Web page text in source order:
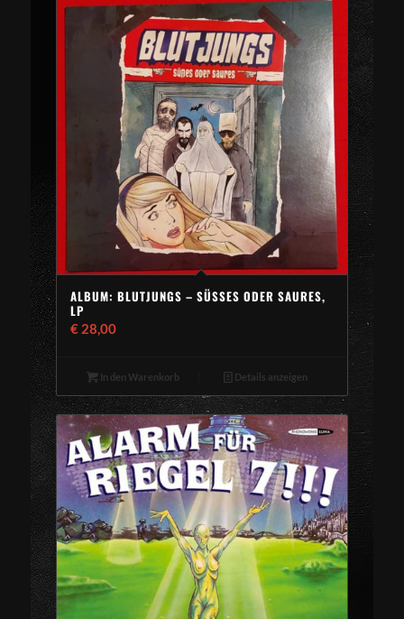
ALBUM: BLUTJUNGS – SÜSSES ODER SAURES, L
P
€ 28,00
In den Warenkorb Details anzeigen